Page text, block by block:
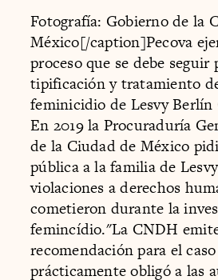
Fotografía: Gobierno de la
México[/caption]Pecova
proceso que se debe seguir
tipificación y tratamiento
feminicidio de Lesvy Berlín
En 2019 la Procuraduría
de la Ciudad de México
pública a la familia de
violaciones a derechos
cometieron durante la
femincídio."La CNDH
recomendación para el
prácticamente obligó a las